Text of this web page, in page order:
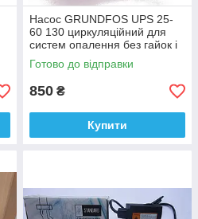
Насос GRUNDFOS UPS 25-
60 130 циркуляційний для
систем опалення без гайок і
кабелю
Готово до відправки
850 ₴
Купити